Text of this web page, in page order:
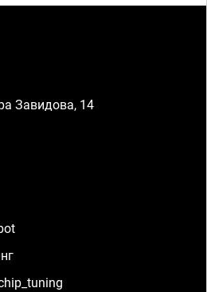
Завидова, 14